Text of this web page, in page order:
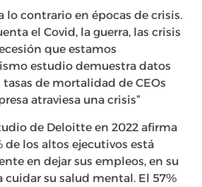
lo contrario en épocas de crisis.
el Covid, la guerra, las crisis
que estamos
estudio demuestra datos
tasas de mortalidad de CEOs
atraviesa una crisis”
de Deloitte en 2022 afirma
de los altos ejecutivos está
en dejar sus empleos, en su
cuidar su salud mental. El 57%